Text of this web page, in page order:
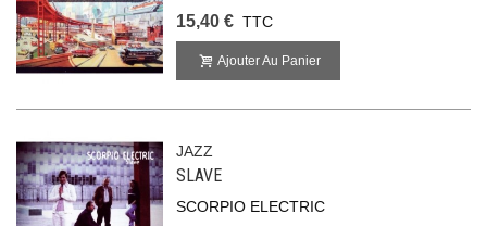
15,40 € TTC
Ajouter Au Panier
JAZZ
SLAVE
SCORPIO ELECTRIC